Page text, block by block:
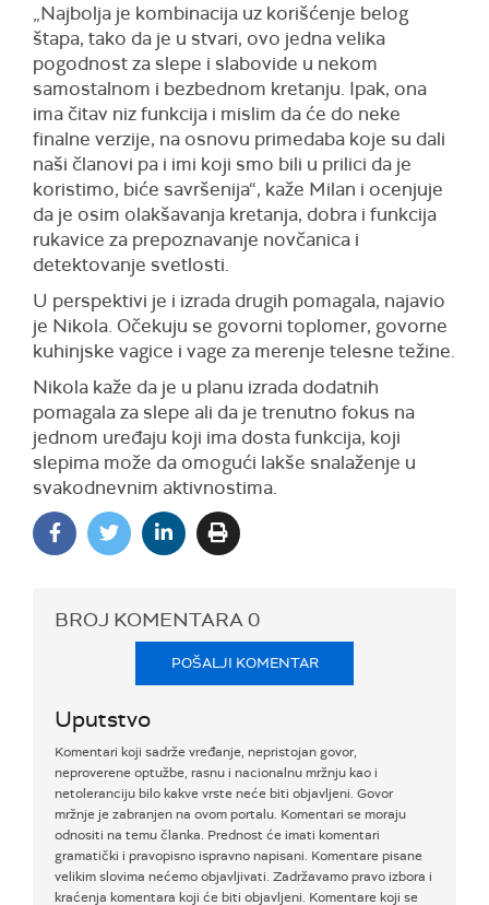
„Najbolja je kombinacija uz korišćenje belog
štapa, tako da je u stvari, ovo jedna velika
pogodnost za slepe i slabovide u nekom
samostalnom i bezbednom kretanju. Ipak, ona
ima čitav niz funkcija i mislim da će do neke
finalne verzije, na osnovu primedaba koje su dali
naši članovi pa i imi koji smo bili u prilici da je
koristimo, biće savršenija“, kaže Milan i ocenjuje
da je osim olakšavanja kretanja, dobra i funkcija
rukavice za prepoznavanje novčanica i
detektovanje svetlosti.
U perspektivi je i izrada drugih pomagala, najavio
je Nikola. Očekuju se govorni toplomer, govorne
kuhinjske vagice i vage za merenje telesne težine.
Nikola kaže da je u planu izrada dodatnih
pomagala za slepe ali da je trenutno fokus na
jednom uređaju koji ima dosta funkcija, koji
slepima može da omogući lakše snalaženje u
svakodnevnim aktivnostima.
BROJ KOMENTARA0
POŠALJI KOMENTAR
Uputstvo
Komentari koji sadrže vređanje, nepristojan govor,
neproverene optužbe, rasnu i nacionalnu mržnju kao i
netoleranciju bilo kakve vrste neće biti objavljeni. Govor
mržnje je zabranjen na ovom portalu. Komentari se moraju
odnositi na temu članka. Prednost će imati komentari
gramatički i pravopisno ispravno napisani. Komentare pisane
velikim slovima nećemo objavljivati. Zadržavamo pravo izbora i
kraćenja komentara koji će biti objavljeni. Komentare koji se